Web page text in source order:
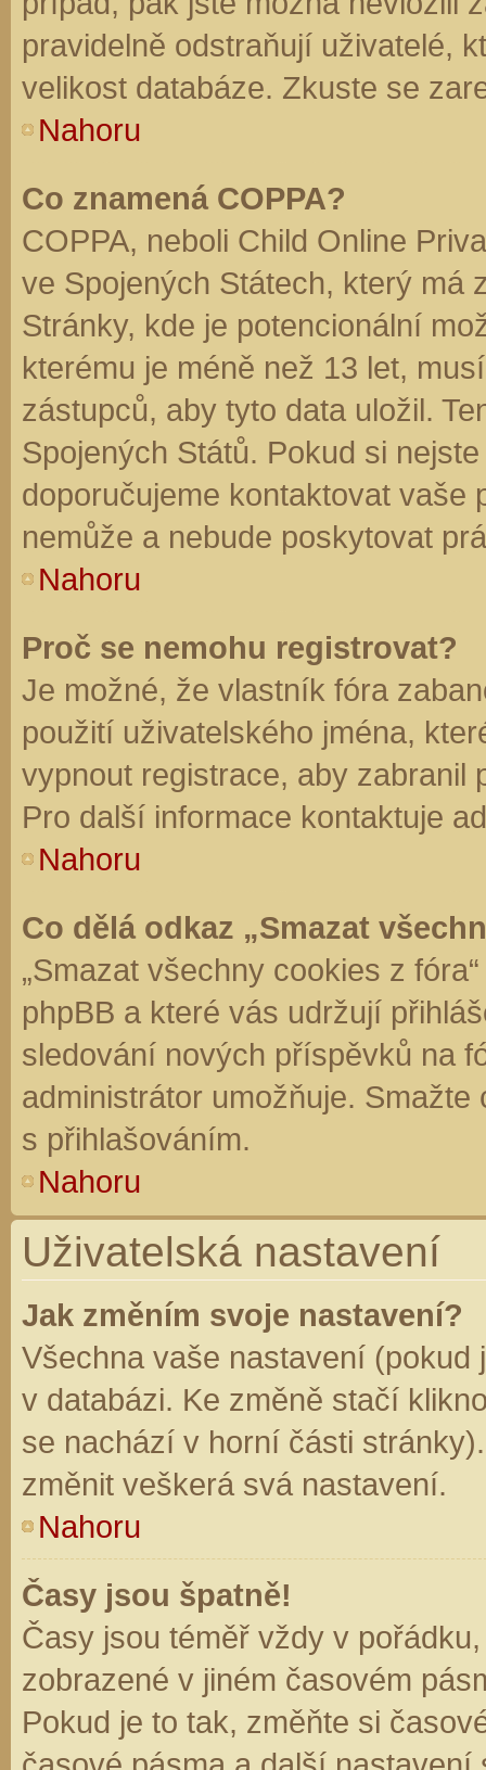
pravidelně odstraňují uživatelé,
velikost databáze. Zkuste se
Nahoru
Co znamená COPPA?
COPPA, neboli Child Online
ve Spojených Státech, který má
Stránky, kde je potencionální
kterému je méně než 13 let,
zástupců, aby tyto data uložil.
Spojených Států. Pokud si
doporučujeme kontaktovat vaše
nemůže a nebude poskytovat
Nahoru
Proč se nemohu registrovat?
Je možné, že vlastník fóra
použití uživatelského jména,
vypnout registrace, aby zabranil
Pro další informace kontaktuje
Nahoru
Co dělá odkaz „Smazat
„Smazat všechny cookies z
phpBB a které vás udržují
sledování nových příspěvků na
administrátor umožňuje.
s přihlašováním.
Nahoru
Uživatelská nastavení
Jak změním svoje nastavení?
Všechna vaše nastavení (pokud
v databázi. Ke změně stačí
se nachází v horní části
změnit veškerá svá nastavení.
Nahoru
Časy jsou špatně!
Časy jsou téměř vždy v
zobrazené v jiném časovém
Pokud je to tak, změňte si